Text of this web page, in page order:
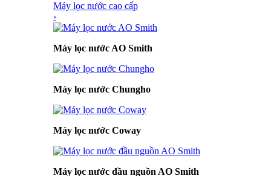
Máy lọc nước cao cấp
›
Máy lọc nước AO Smith
Máy lọc nước Chungho
Máy lọc nước Coway
Máy lọc nước đầu nguồn AO Smith